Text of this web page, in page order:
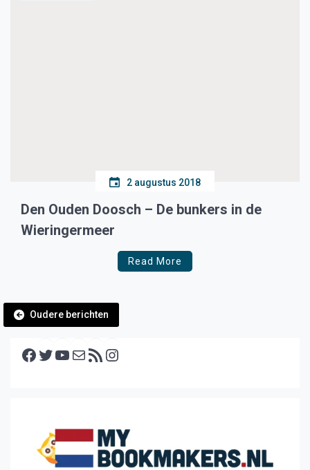
2 augustus 2018
Den Ouden Doosch – De bunkers in de
Wieringermeer
Read More
Berichtennavigatie
Oudere berichten
Facebook Twitter YouTube E-mail RSS feed